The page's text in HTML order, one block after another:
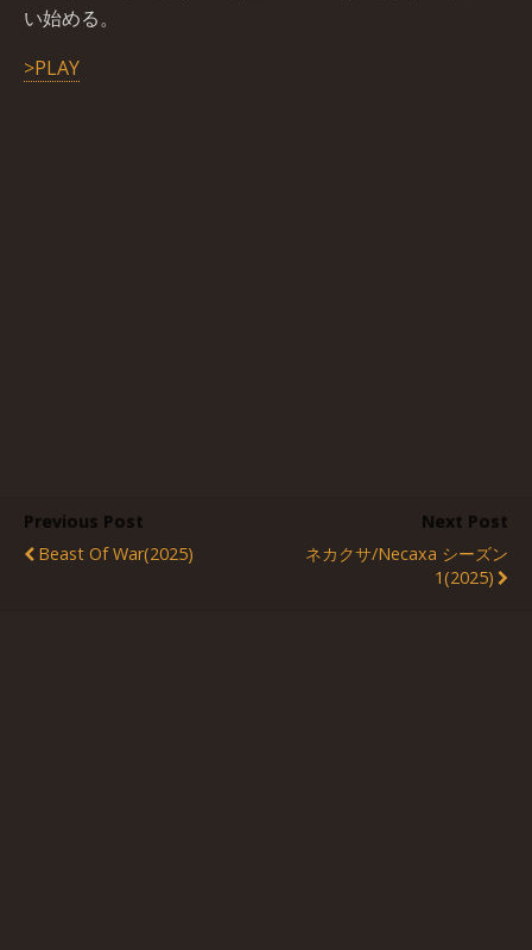
い始める。
>PLAY
Previous Post
Beast Of War(2025)
Next Post
ネカクサ/Necaxa シーズン
1(2025)